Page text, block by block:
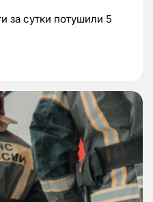
за сутки потушили 5